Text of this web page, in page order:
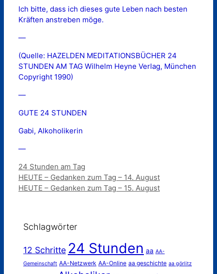
Ich bitte, dass ich dieses gute Leben nach besten
Kräften anstreben möge.
—
(Quelle: HAZELDEN MEDITATIONSBÜCHER 24
STUNDEN AM TAG Wilhelm Heyne Verlag, München 
Copyright 1990)
—
GUTE 24 STUNDEN
Gabi, Alkoholikerin
—
Kategorien
24 Stunden am Tag
HEUTE – Gedanken zum Tag – 14. August
HEUTE – Gedanken zum Tag – 15. August
Schlagwörter
12 Schritte 24 Stunden aa AA-
Gemeinschaft AA-Netzwerk AA-Online aa geschichte aa görlitz